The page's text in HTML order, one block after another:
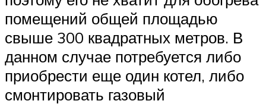
помещений общей площадью
свыше 300 квадратных метров. В
данном случае потребуется либо
приобрести еще один котел, либо
смонтировать газовый